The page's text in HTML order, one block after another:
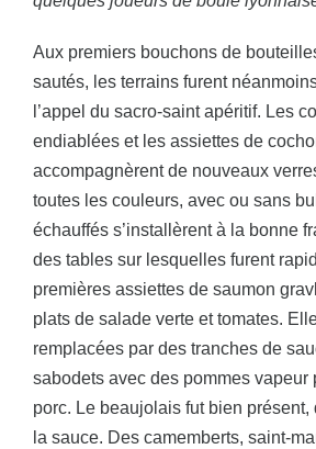
Aux premiers bouchons de
sautés, les terrains furent
l’appel du sacro-saint apéritif. Les
endiablées et les assiettes de
accompagnèrent de nouveaux
toutes les couleurs, avec ou sans
échauffés s’installèrent à la bonne
des tables sur lesquelles furent
premières assiettes de saumon
plats de salade verte et tomates.
remplacées par des tranches de
sabodets avec des pommes vapeur
porc. Le beaujolais fut bien présent,
la sauce. Des camemberts, saint-